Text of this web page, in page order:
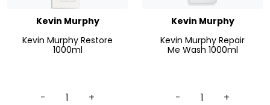
Kevin Murphy
Kevin Murphy Restore
1000ml
- +
Kevin Murphy
Kevin Murphy Repair
Me Wash 1000ml
- +